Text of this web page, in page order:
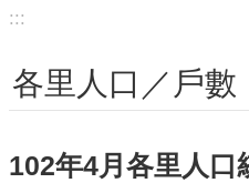
:::
各里人口／戶數
102年4月各里人口